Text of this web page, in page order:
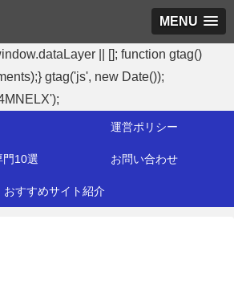
MENU
|| []; function gtag()
gtag('js', new Date());
運営ポリシー
門10選 お問い合わせ
おすすめサイト紹介